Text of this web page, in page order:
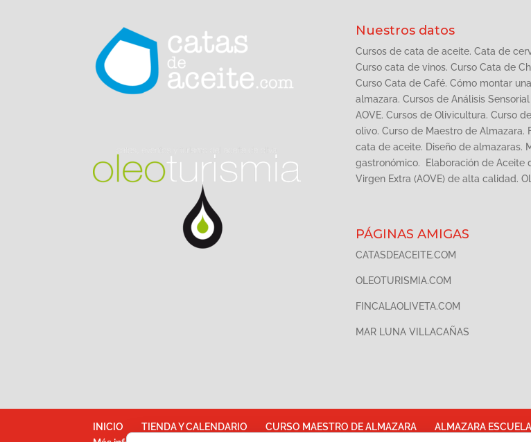
Nuestros datos
Cursos de cata de aceite. Cata de
Curso cata de vinos. Curso Cata de
Curso Cata de Café. Cómo montar una
almazara. Cursos de Análisis Sensorial
AOVE. Cursos de Olivicultura. Curso
olivo. Curso de Maestro de Almazara.
cata de aceite. Diseño de almazaras.
gastronómico. Elaboración de Aceite
Virgen Extra (AOVE) de alta calidad.
PÁGINAS AMIGAS
CATASDEACEITE.COM
OLEOTURISMIA.COM
FINCALAOLIVETA.COM
MAR LUNA VILLACAÑAS
INICIO TIENDA Y CALENDARIO CURSO MAESTRO DE ALMAZARA ALMAZARA ESCUELA